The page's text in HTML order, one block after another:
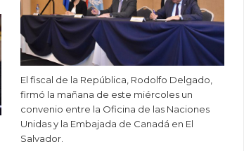
El fiscal de la República, Rodolfo Delgado,
firmó la mañana de este miércoles un
convenio entre la Oficina de las Naciones
Unidas y la Embajada de Canadá en El
Salvador.